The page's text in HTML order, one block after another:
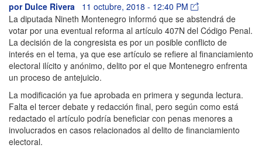
por Dulce Rivera
11 octubre, 2018 - 12:40 PM
La diputada Nineth Montenegro informó que se abstendrá de
votar por una eventual reforma al artículo 407N del Código Penal.
La decisión de la congresista es por un posible conflicto de
interés en el tema, ya que ese artículo se refiere al financiamiento
electoral ilícito y anónimo, delito por el que Montenegro enfrenta
un proceso de antejuicio.
La modificación ya fue aprobada en primera y segunda lectura.
Falta el tercer debate y redacción final, pero según como está
redactado el artículo podría beneficiar con penas menores a
involucrados en casos relacionados al delito de financiamiento
electoral.